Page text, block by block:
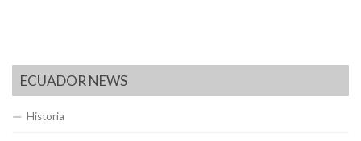
ECUADOR NEWS
Historia